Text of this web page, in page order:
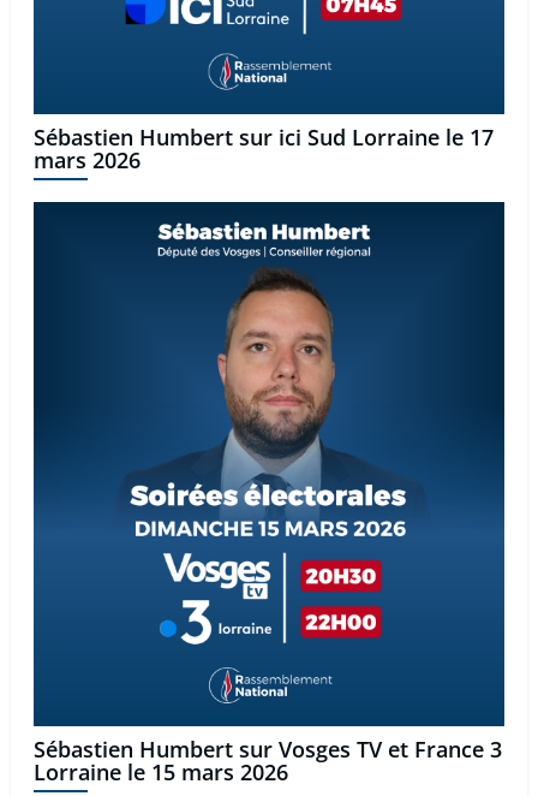
Sébastien Humbert sur ici Sud Lorraine le 17
mars 2026
Sébastien Humbert sur Vosges TV et France 3
Lorraine le 15 mars 2026